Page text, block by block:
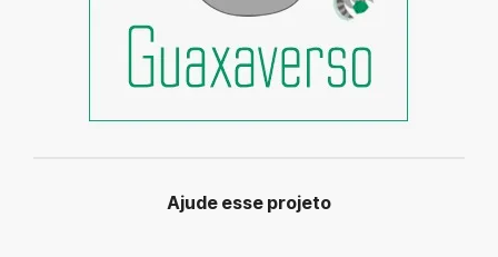
Ajude esse projeto